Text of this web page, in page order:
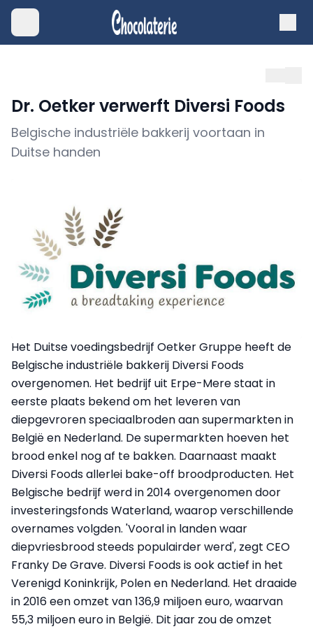
Dr. Oetker verwerft Diversi Foods
Belgische industriële bakkerij voortaan in
Duitse handen
Het Duitse voedingsbedrijf Oetker Gruppe heeft de
Belgische industriële bakkerij Diversi Foods
overgenomen. Het bedrijf uit Erpe-Mere staat in
eerste plaats bekend om het leveren van
diepgevroren speciaalbroden aan supermarkten in
België en Nederland. De supermarkten hoeven het
brood enkel nog af te bakken. Daarnaast maakt
Diversi Foods allerlei bake-off broodproducten. Het
Belgische bedrijf werd in 2014 overgenomen door
investeringsfonds Waterland, waarop verschillende
overnames volgden. 'Vooral in landen waar
diepvriesbrood steeds populairder werd', zegt CEO
Franky De Grave. Diversi Foods is ook actief in het
Verenigd Koninkrijk, Polen en Nederland. Het draaide
in 2016 een omzet van 136,9 miljoen euro, waarvan
55,3 miljoen euro in België. Dit jaar zou de omzet